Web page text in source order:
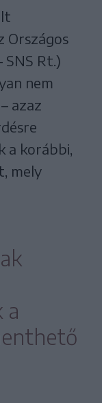
Országos
SNS Rt.)
nem
azaz
a korábbi,
mely
a